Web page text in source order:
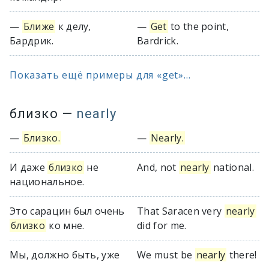
— Ближе к делу,
Бардрик.
— Get to the point,
Bardrick.
Показать ещё примеры для «get»...
близко — nearly
— Близко. — Nearly.
И даже близко не
национальное.
And, not nearly national.
Это сарацин был очень
близко ко мне.
That Saracen very nearly
did for me.
Мы, должно быть, уже
We must be nearly there!